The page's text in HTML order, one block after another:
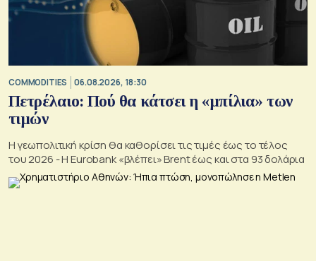
COMMODITIES 06.08.2026, 18:30
Πετρέλαιο: Πού θα κάτσει η «μπίλια» των
τιμών
Η γεωπολιτική κρίση θα καθορίσει τις τιμές έως το τέλος
του 2026 - Η Eurobank «βλέπει» Brent έως και στα 93 δολάρια